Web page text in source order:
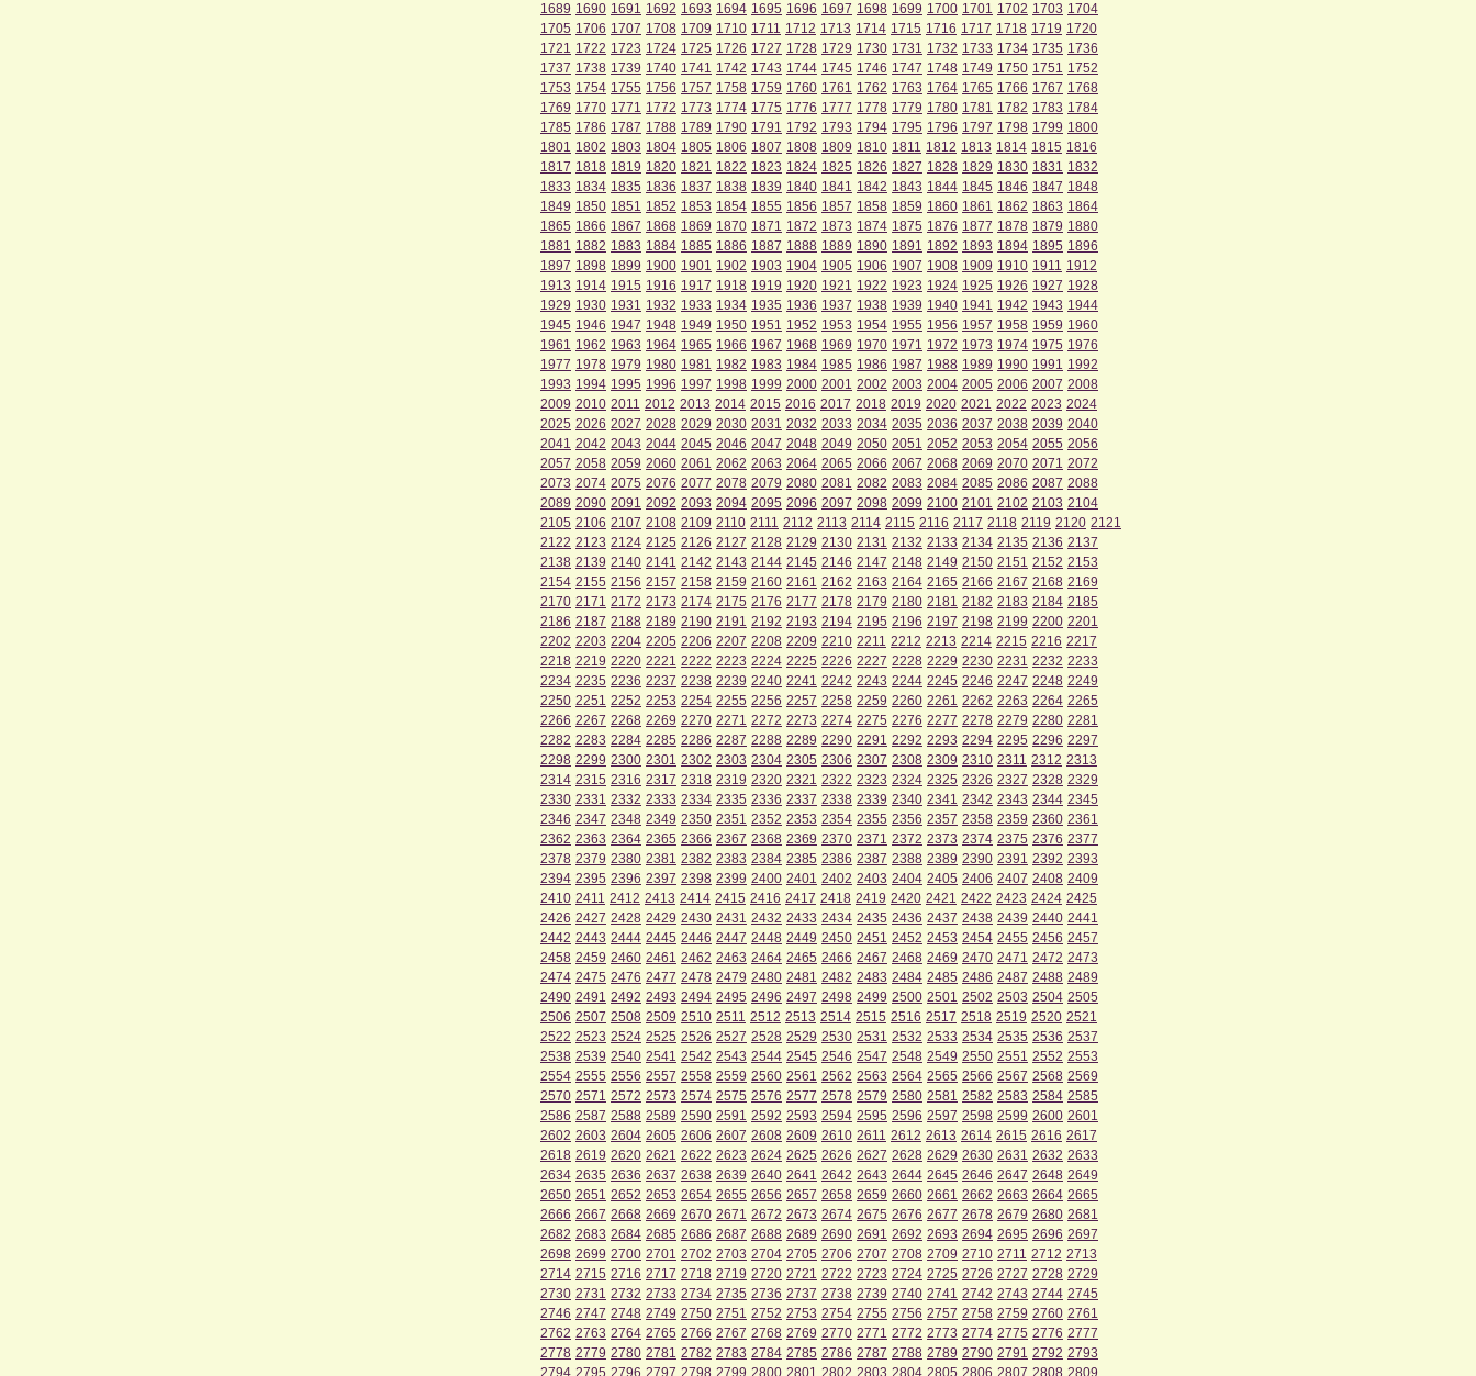
1689 1690 1691 1692 1693 1694 1695 1696 1697 1698 1699 1700 1701 1702 1703 1704
1705 1706 1707 1708 1709 1710 1711 1712 1713 1714 1715 1716 1717 1718 1719 1720
1721 1722 1723 1724 1725 1726 1727 1728 1729 1730 1731 1732 1733 1734 1735 1736
1737 1738 1739 1740 1741 1742 1743 1744 1745 1746 1747 1748 1749 1750 1751 1752
1753 1754 1755 1756 1757 1758 1759 1760 1761 1762 1763 1764 1765 1766 1767 1768
1769 1770 1771 1772 1773 1774 1775 1776 1777 1778 1779 1780 1781 1782 1783 1784
1785 1786 1787 1788 1789 1790 1791 1792 1793 1794 1795 1796 1797 1798 1799 1800
1801 1802 1803 1804 1805 1806 1807 1808 1809 1810 1811 1812 1813 1814 1815 1816
1817 1818 1819 1820 1821 1822 1823 1824 1825 1826 1827 1828 1829 1830 1831 1832
1833 1834 1835 1836 1837 1838 1839 1840 1841 1842 1843 1844 1845 1846 1847 1848
1849 1850 1851 1852 1853 1854 1855 1856 1857 1858 1859 1860 1861 1862 1863 1864
1865 1866 1867 1868 1869 1870 1871 1872 1873 1874 1875 1876 1877 1878 1879 1880
1881 1882 1883 1884 1885 1886 1887 1888 1889 1890 1891 1892 1893 1894 1895 1896
1897 1898 1899 1900 1901 1902 1903 1904 1905 1906 1907 1908 1909 1910 1911 1912
1913 1914 1915 1916 1917 1918 1919 1920 1921 1922 1923 1924 1925 1926 1927 1928
1929 1930 1931 1932 1933 1934 1935 1936 1937 1938 1939 1940 1941 1942 1943 1944
1945 1946 1947 1948 1949 1950 1951 1952 1953 1954 1955 1956 1957 1958 1959 1960
1961 1962 1963 1964 1965 1966 1967 1968 1969 1970 1971 1972 1973 1974 1975 1976
1977 1978 1979 1980 1981 1982 1983 1984 1985 1986 1987 1988 1989 1990 1991 1992
1993 1994 1995 1996 1997 1998 1999 2000 2001 2002 2003 2004 2005 2006 2007 2008
2009 2010 2011 2012 2013 2014 2015 2016 2017 2018 2019 2020 2021 2022 2023 2024
2025 2026 2027 2028 2029 2030 2031 2032 2033 2034 2035 2036 2037 2038 2039 2040
2041 2042 2043 2044 2045 2046 2047 2048 2049 2050 2051 2052 2053 2054 2055 2056
2057 2058 2059 2060 2061 2062 2063 2064 2065 2066 2067 2068 2069 2070 2071 2072
2073 2074 2075 2076 2077 2078 2079 2080 2081 2082 2083 2084 2085 2086 2087 2088
2089 2090 2091 2092 2093 2094 2095 2096 2097 2098 2099 2100 2101 2102 2103 2104
2105 2106 2107 2108 2109 2110 2111 2112 2113 2114 2115 2116 2117 2118 2119 2120 2121
2122 2123 2124 2125 2126 2127 2128 2129 2130 2131 2132 2133 2134 2135 2136 2137
2138 2139 2140 2141 2142 2143 2144 2145 2146 2147 2148 2149 2150 2151 2152 2153
2154 2155 2156 2157 2158 2159 2160 2161 2162 2163 2164 2165 2166 2167 2168 2169
2170 2171 2172 2173 2174 2175 2176 2177 2178 2179 2180 2181 2182 2183 2184 2185
2186 2187 2188 2189 2190 2191 2192 2193 2194 2195 2196 2197 2198 2199 2200 2201
2202 2203 2204 2205 2206 2207 2208 2209 2210 2211 2212 2213 2214 2215 2216 2217
2218 2219 2220 2221 2222 2223 2224 2225 2226 2227 2228 2229 2230 2231 2232 2233
2234 2235 2236 2237 2238 2239 2240 2241 2242 2243 2244 2245 2246 2247 2248 2249
2250 2251 2252 2253 2254 2255 2256 2257 2258 2259 2260 2261 2262 2263 2264 2265
2266 2267 2268 2269 2270 2271 2272 2273 2274 2275 2276 2277 2278 2279 2280 2281
2282 2283 2284 2285 2286 2287 2288 2289 2290 2291 2292 2293 2294 2295 2296 2297
2298 2299 2300 2301 2302 2303 2304 2305 2306 2307 2308 2309 2310 2311 2312 2313
2314 2315 2316 2317 2318 2319 2320 2321 2322 2323 2324 2325 2326 2327 2328 2329
2330 2331 2332 2333 2334 2335 2336 2337 2338 2339 2340 2341 2342 2343 2344 2345
2346 2347 2348 2349 2350 2351 2352 2353 2354 2355 2356 2357 2358 2359 2360 2361
2362 2363 2364 2365 2366 2367 2368 2369 2370 2371 2372 2373 2374 2375 2376 2377
2378 2379 2380 2381 2382 2383 2384 2385 2386 2387 2388 2389 2390 2391 2392 2393
2394 2395 2396 2397 2398 2399 2400 2401 2402 2403 2404 2405 2406 2407 2408 2409
2410 2411 2412 2413 2414 2415 2416 2417 2418 2419 2420 2421 2422 2423 2424 2425
2426 2427 2428 2429 2430 2431 2432 2433 2434 2435 2436 2437 2438 2439 2440 2441
2442 2443 2444 2445 2446 2447 2448 2449 2450 2451 2452 2453 2454 2455 2456 2457
2458 2459 2460 2461 2462 2463 2464 2465 2466 2467 2468 2469 2470 2471 2472 2473
2474 2475 2476 2477 2478 2479 2480 2481 2482 2483 2484 2485 2486 2487 2488 2489
2490 2491 2492 2493 2494 2495 2496 2497 2498 2499 2500 2501 2502 2503 2504 2505
2506 2507 2508 2509 2510 2511 2512 2513 2514 2515 2516 2517 2518 2519 2520 2521
2522 2523 2524 2525 2526 2527 2528 2529 2530 2531 2532 2533 2534 2535 2536 2537
2538 2539 2540 2541 2542 2543 2544 2545 2546 2547 2548 2549 2550 2551 2552 2553
2554 2555 2556 2557 2558 2559 2560 2561 2562 2563 2564 2565 2566 2567 2568 2569
2570 2571 2572 2573 2574 2575 2576 2577 2578 2579 2580 2581 2582 2583 2584 2585
2586 2587 2588 2589 2590 2591 2592 2593 2594 2595 2596 2597 2598 2599 2600 2601
2602 2603 2604 2605 2606 2607 2608 2609 2610 2611 2612 2613 2614 2615 2616 2617
2618 2619 2620 2621 2622 2623 2624 2625 2626 2627 2628 2629 2630 2631 2632 2633
2634 2635 2636 2637 2638 2639 2640 2641 2642 2643 2644 2645 2646 2647 2648 2649
2650 2651 2652 2653 2654 2655 2656 2657 2658 2659 2660 2661 2662 2663 2664 2665
2666 2667 2668 2669 2670 2671 2672 2673 2674 2675 2676 2677 2678 2679 2680 2681
2682 2683 2684 2685 2686 2687 2688 2689 2690 2691 2692 2693 2694 2695 2696 2697
2698 2699 2700 2701 2702 2703 2704 2705 2706 2707 2708 2709 2710 2711 2712 2713
2714 2715 2716 2717 2718 2719 2720 2721 2722 2723 2724 2725 2726 2727 2728 2729
2730 2731 2732 2733 2734 2735 2736 2737 2738 2739 2740 2741 2742 2743 2744 2745
2746 2747 2748 2749 2750 2751 2752 2753 2754 2755 2756 2757 2758 2759 2760 2761
2762 2763 2764 2765 2766 2767 2768 2769 2770 2771 2772 2773 2774 2775 2776 2777
2778 2779 2780 2781 2782 2783 2784 2785 2786 2787 2788 2789 2790 2791 2792 2793